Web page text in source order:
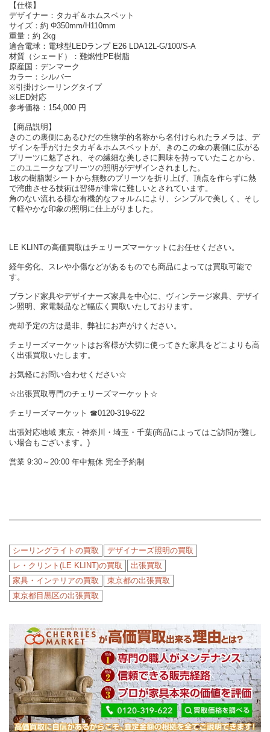
【仕様】
デザイナー：タカギ＆ホムスベット
サイズ：約 Φ350mm/H110mm
重量：約 2kg
適合電球：電球型LEDランプ E26 LDA12L-G/100/S-A
材質（シェード）：難燃性PE樹脂
原産国：デンマーク
カラー：シルバー
※引掛けシーリングタイプ
※LED対応
参考価格：154,000 円
【商品説明】
きのこの裏側にあるひだの生物学的名称から名付けられたラメラは、デ
ザインを手がけたタカギ＆ホムスベットが、きのこの傘の裏側に広がる
プリーツに魅了され、その繊細な美しさに興味を持っていたことから、
このユニークなプリーツの照明がデザインされました。
1枚の樹脂製シートから無数のプリーツを折り上げ、頂点を作らずに熱
で湾曲させる技術は習得が非常に難しいとされています。
角のない流れる様な有機的なフォルムにより、シンプルで美しく、そし
て軽やかな印象の照明に仕上がりました。
LE KLINTの高価買取はチェリーズマーケットにお任せください。
経年劣化、スレや小傷などがあるものでも商品によっては買取可能で
す。
ブランド家具やデザイナーズ家具を中心に、ヴィンテージ家具、デザイ
ン照明、家電製品など幅広く買取いたしております。
売却予定の方は是非、弊社にお声がけください。
チェリーズマーケットはお客様が大切に使ってきた家具をどこよりも高
く出張買取いたします。
お気軽にお問い合わせください☆
☆出張買取専門のチェリーズマーケット☆
チェリーズマーケット ☎︎0120-319-622
出張対応地域 東京・神奈川・埼玉・千葉(商品によってはご訪問が難し
い場合もございます。)
営業 9:30～20:00 年中無休 完全予約制
シーリングライトの買取
デザイナーズ照明の買取
レ・クリント(LE KLINT)の買取
出張買取
家具・インテリアの買取
東京都の出張買取
東京都目黒区の出張買取